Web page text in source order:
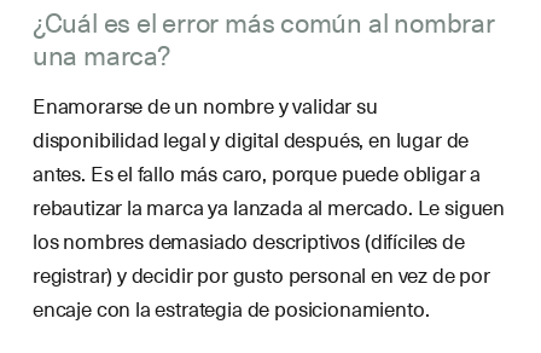
¿Cuál es el error más común al nombrar
una marca?
Enamorarse de un nombre y validar su
disponibilidad legal y digital después, en lugar de
antes. Es el fallo más caro, porque puede obligar a
rebautizar la marca ya lanzada al mercado. Le siguen
los nombres demasiado descriptivos (difíciles de
registrar) y decidir por gusto personal en vez de por
encaje con la estrategia de posicionamiento.